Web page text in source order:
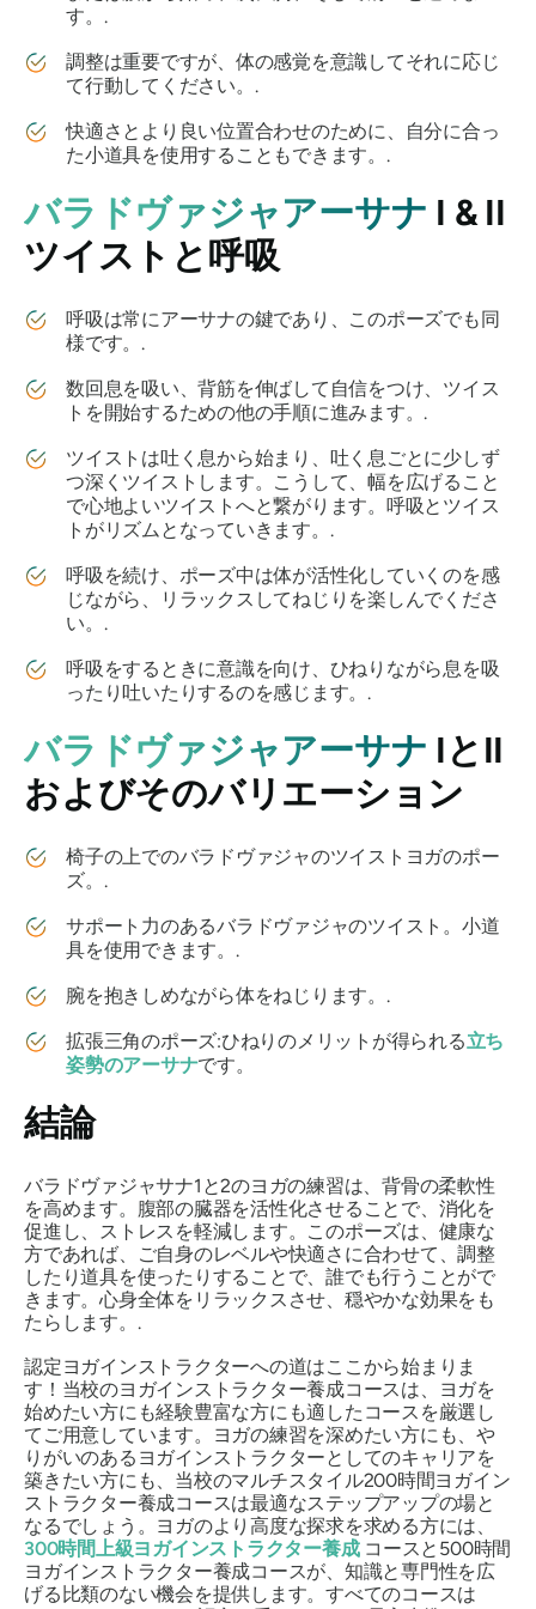
す。.
調整は重要ですが、体の感覚を意識してそれに応じ
て行動してください。.
快適さとより良い位置合わせのために、自分に合っ
た小道具を使用することもできます。.
バラドヴァジャアーサナ I & II
ツイストと呼吸
呼吸は常にアーサナの鍵であり、このポーズでも同
様です。.
数回息を吸い、背筋を伸ばして自信をつけ、ツイス
トを開始するための他の手順に進みます。.
ツイストは吐く息から始まり、吐く息ごとに少しず
つ深くツイストします。こうして、幅を広げること
で心地よいツイストへと繋がります。呼吸とツイス
トがリズムとなっていきます。.
呼吸を続け、ポーズ中は体が活性化していくのを感
じながら、リラックスしてねじりを楽しんでくださ
い。.
呼吸をするときに意識を向け、ひねりながら息を吸
ったり吐いたりするのを感じます。.
バラドヴァジャアーサナ IとII
およびそのバリエーション
椅子の上でのバラドヴァジャのツイストヨガのポー
ズ。.
サポート力のあるバラドヴァジャのツイスト。小道
具を使用できます。.
腕を抱きしめながら体をねじります。.
拡張三角のポーズ:ひねりのメリットが得られる立ち
姿勢のアーサナです。
結論
バラドヴァジャサナ1と2のヨガの練習は、背骨の柔軟性
を高めます。腹部の臓器を活性化させることで、消化を
促進し、ストレスを軽減します。このポーズは、健康な
方であれば、ご自身のレベルや快適さに合わせて、調整
したり道具を使ったりすることで、誰でも行うことがで
きます。心身全体をリラックスさせ、穏やかな効果をも
たらします。.
認定ヨガインストラクターへの道はここから始まりま
す！当校のヨガインストラクター養成コースは、ヨガを
始めたい方にも経験豊富な方にも適したコースを厳選し
てご用意しています。ヨガの練習を深めたい方にも、や
りがいのあるヨガインストラクターとしてのキャリアを
築きたい方にも、当校のマルチスタイル200時間ヨガイン
ストラクター養成コースは最適なステップアップの場と
なるでしょう。ヨガのより高度な探求を求める方には、
300時間上級ヨガインストラクター養成コースと500時間
ヨガインストラクター養成コースが、知識と専門性を広
げる比類のない機会を提供します。すべてのコースは